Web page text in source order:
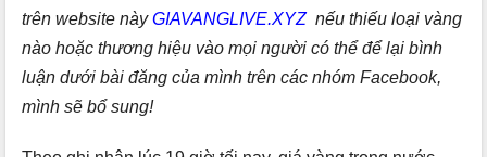
trên website nàyGIAVANGLIVE.XYZnếu thiếu loại vàng
nào hoặc thương hiệu vào mọi người có thể để lại bình
luận dưới bài đăng của mình trên các nhóm Facebook,
mình sẽ bổ sung!